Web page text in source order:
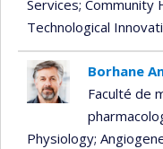
Services; Community
Technological
Borhane
Faculté de
Physiology;